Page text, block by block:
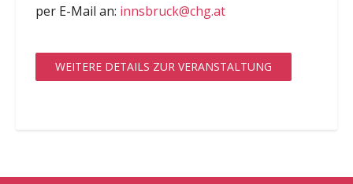
per E-Mail an: innsbruck@chg.at
WEITERE DETAILS ZUR VERANSTALTUNG